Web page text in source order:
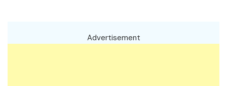
Advertisement